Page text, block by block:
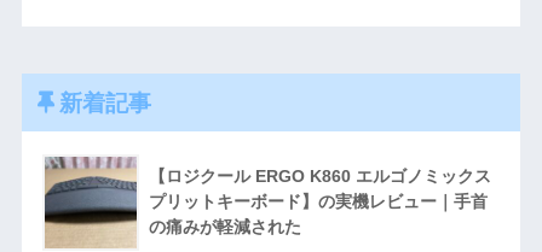
新着記事
【ロジクール ERGO K860 エルゴノミックス
プリットキーボード】の実機レビュー｜手首
の痛みが軽減された